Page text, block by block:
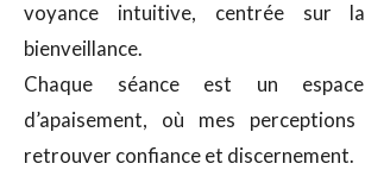
voyance intuitive, centrée sur
bienveillance.
Chaque séance est un
d’apaisement, où mes
retrouver confiance et discernement.